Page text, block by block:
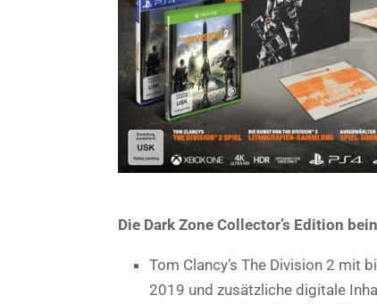
Die Dark Zone Collector’s Edition
Tom Clancy’s The Division 2 mit
2019 und zusätzliche digitale